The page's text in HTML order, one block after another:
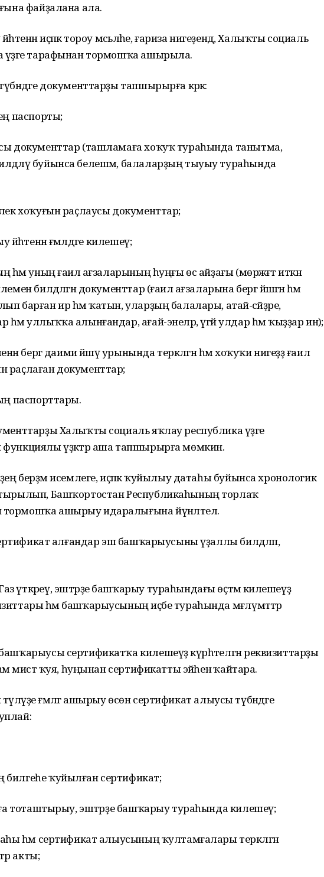
файҙалана ала.
иҫәпкә тороу мәсьәләһе, ғариза нигеҙендә, Халыҡты социаль
үҙәге тарафынан тормошҡа ашырыла.
документтарҙы тапшырырға кәрәк:
паспорты;
документтар (ташламаға хоҡуҡ тураһында танытма,
буйынса белешмә, балаларҙың тыуыу тураһында
хоҡуғын раҫлаусы документтар;
ғәмәлдәге килешеү;
һәм уның ғаилә ағзаларының һуңғы өс айҙағы (мөрәжәғәт иткән
билдәләгән документтар (ғаилә ағзаларына бергә йәшәгән һәм
барған ир һәм ҡатын, уларҙың балалары, атай-әсәйҙәре,
уллыҡҡа алынғандар, ағай-энеләр, үгәй улдар һәм ҡыҙҙар инә);
бергә даими йәшәү урынында теркәлгән һәм хоҡуҡи нигеҙҙә ғаилә
раҫлаған документтар;
паспорттары.
Халыҡты социаль яҡлау республика үҙәге
үҙәктәр аша тапшырырға мөмкин.
берҙәм исемлеге, иҫәпкә ҡуйылыу датаһы буйынса хронологик
Башҡортостан Республикаһының торлаҡ
ашырыу идаралығына йүнәлтелә.
сертификат алғандар эш башҡарыусыны үҙаллы билдәләп,
эштәрҙе башҡарыу тураһындағы өҫтәмә килешеүҙә
һәм башҡарыусының иҫәбе тураһында мәғлүмәттәр
сертификатҡа килешеүҙә күрһәтелгән реквизиттарҙы
мисәт ҡуя, һуңынан сертификатты эйәһенә ҡайтара.
түләүҙе ғәмәлгә ашырыу өсөн сертификат алыусы түбәндәге
ҡуйылған сертификат;
тоташтырыу, эштәрҙе башҡарыу тураһында килешеү;
һәм сертификат алыусының ҡултамғалары теркәлгән
акты;